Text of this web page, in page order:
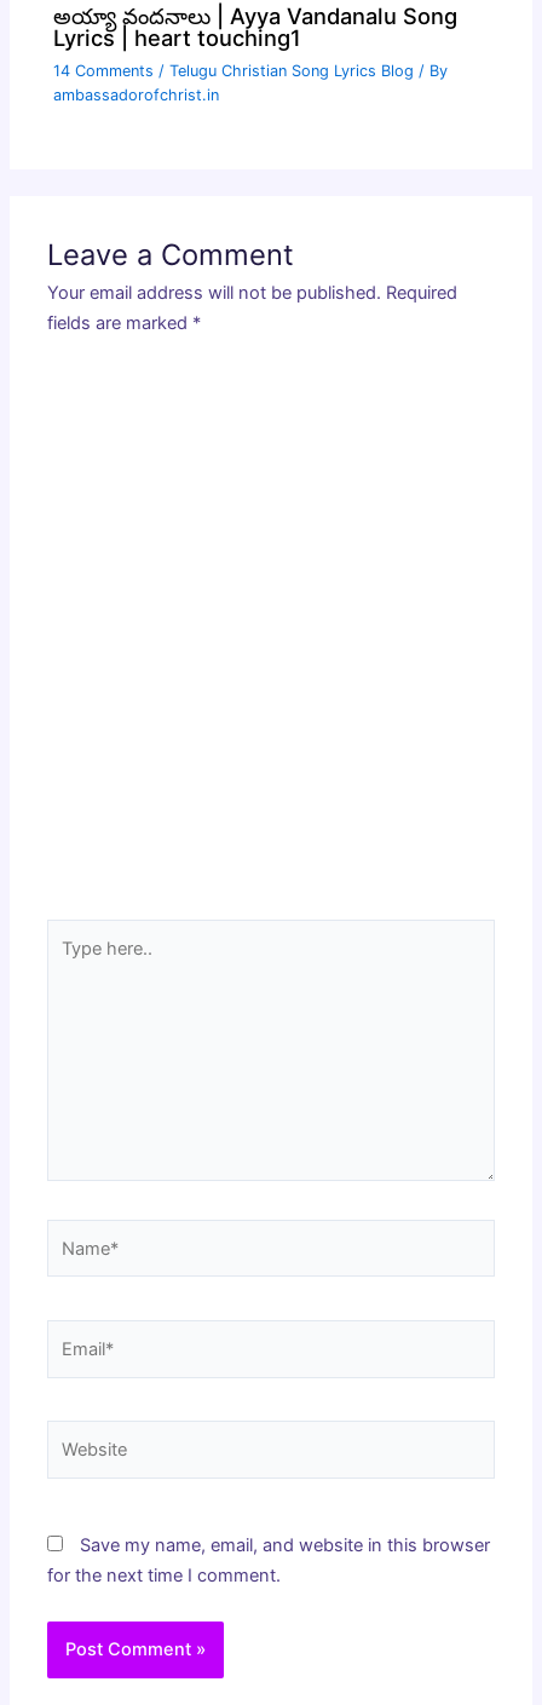
అయ్యా వందనాలు | Ayya Vandanalu Song
Lyrics | heart touching1
14 Comments /Telugu Christian Song Lyrics Blog / By
ambassadorofchrist.in
Leave a Comment
Your email address will not be published. Required
fields are marked *
here..
Save my name, email, and website in this browser
for the next time I comment.